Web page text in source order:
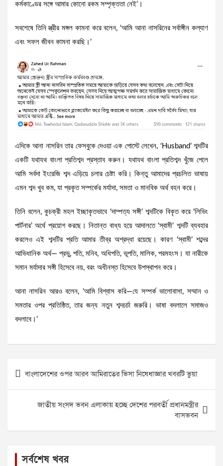
কর্মকাণ্ডের সঙ্গে আমার কোনো রকম সম্পৃক্ততা নেই’।
সবশেষে তিনি স্ত্রীর মঙ্গল কামনা করে বলেন, ‘আমি আনা নাসরিনের সর্বাঙ্গীন কল্যাণ
এবং সফল জীবন কামনা করছি।’
এদিকে আনা নাসরিন তার ফেসবুকে দেওয়া এক পোস্টে লেখেন, ‘Husband’ শব্দটির
একটি যথাযথ বাংলা প্রতিশব্দ প্রস্তাব করুন। যথাযথ বাংলা প্রতিশব্দ খুঁজে পেলে
আমি সর্বদা ইংরেজি শব্দ এড়িয়ে চলার চেষ্টা করি। কিন্তু আমাদের প্রচলিত ভাষায়
এমন শব্দ খুব কম, যা প্রকৃত সম্পর্কের মর্যাদা, সমতা ও মানবিক অর্থ বহন করে।
তিনি বলেন, কুচক্রী মহল ইচ্ছাকৃতভাবে ‘দাম্পত্য সঙ্গী’ শব্দটিকে বিকৃত করে ‘লিভিং
পার্টনার’ অর্থে প্রয়োগ করছে। নিতান্ত বাধ্য হয়ে আদালতে ‘স্বামী’ শব্দটি ব্যবহার
করলেও এই শব্দটির প্রতি আমার তীব্র অশ্রদ্ধা রয়েছে। কারণ ‘স্বামী’ শব্দের
আভিধানিক অর্থ— প্রভু, পতি, মনিব, অধিপতি, ভূপতি, মালিক, পরমহংস। যা নারীকে
সমান মর্যাদার সঙ্গী হিসেবে নয়, বরং অধীনস্ত হিসেবে উপস্থাপন করে।
আনা নাসরিন আরও বলেন, ‘আমি বিশ্বাস করি—যে সম্পর্ক ভালোবাসা, সম্মান ও
সমতার ওপর প্রতিষ্ঠিত, তার জন্য নতুন শব্দচর্চা জরুরি। ভাষা বদলালে সমাজও
বদলাবে।’
Post
navigation
বাংলাদেশের ওপর আরব আমিরাতের ভিসা নিষেধাজ্ঞার খবরটি ভুয়া
জাতীয় সংসদ ভবন এলাকায় হচ্ছে দেশের পরবর্তী প্রধানমন্ত্রীর
বাসভবন
সর্বশেষ খবর